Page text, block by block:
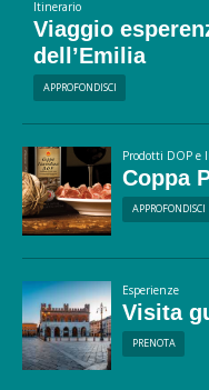
Itinerario
Viaggio
dell’Emilia
APPROFONDISCI
Prodotti DOP e
Coppa
APPROFONDISCI
Esperienze
Visita
PRENOTA